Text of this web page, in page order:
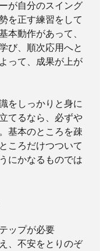
が自分のスイング
を正す練習をして
本動作があって、
び、順次応用へと
って、成果が上が
をしっかりと身に
てるなら、必ずや
基本のところを疎
ころだけつついて
にかなるものでは
ップが必要
、不安をとりのぞ